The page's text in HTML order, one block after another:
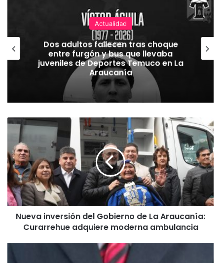
Actualidad
Dos adultos fallecen tras choque
entre furgón y bus que llevaba
juveniles de Deportes Temuco en La
Araucanía
N
v
a
i
n
v
e
Nueva inversión del Gobierno de La Araucanía:
Curarrehue adquiere moderna ambulancia